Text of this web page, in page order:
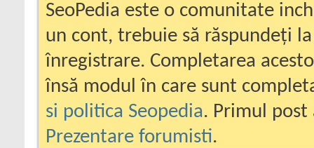
SeoPedia este o comunitate
un cont, trebuie să răspundeți
înregistrare. Completarea
însă modul în care sunt
si politica Seopedia. Primul
Prezentare forumisti.